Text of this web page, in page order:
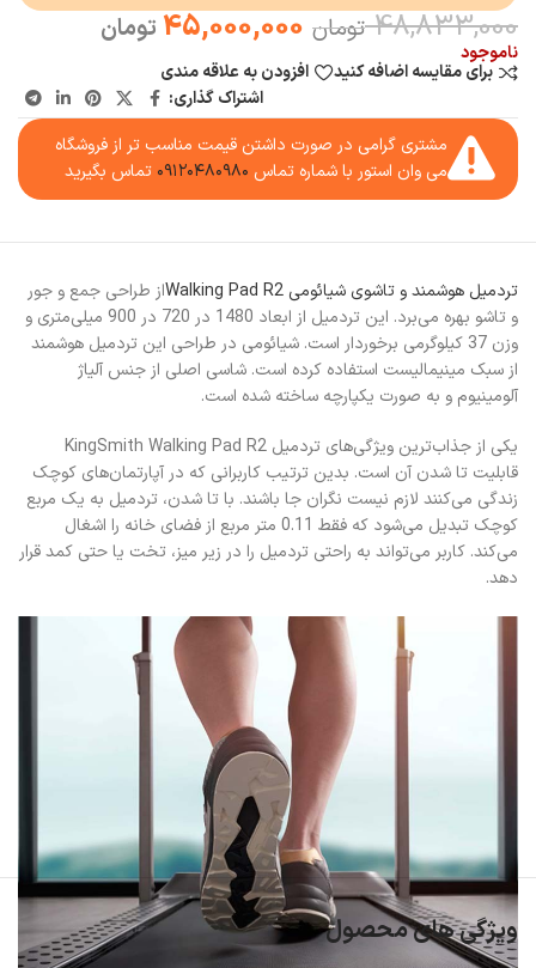
48,833,000 تومان 45,000,000 تومان
ناموجود
برای مقایسه اضافه کنید
افزودن به علاقه مندی
اشتراک گذاری:
مشتری گرامی در صورت داشتن قیمت مناسب تر از فروشگاه
می وان استور با شماره تماس ۰۹۱۲۰۴۸۰۹۸۰ تماس بگیرید
تردمیل هوشمند و تاشوی شیائومی Walking Pad R2
از طراحی جمع و جور
و تاشو بهره می‌برد. این تردمیل از ابعاد 1480 در 720 در 900 میلی‌متری و
وزن 37 کیلوگرمی برخوردار است. شیائومی در طراحی این تردمیل هوشمند
از سبک مینیمالیست استفاده کرده است. شاسی اصلی از جنس آلیاژ
آلومینیوم و به صورت یکپارچه ساخته شده است.
یکی از جذاب‌ترین ویژگی‌های تردمیل KingSmith Walking Pad R2
قابلیت تا شدن آن است. بدین ترتیب کاربرانی که در آپارتمان‌های کوچک
زندگی می‌کنند لازم نیست نگران جا باشند. با تا شدن، تردمیل به یک مربع
کوچک تبدیل می‌شود که فقط 0.11 متر مربع از فضای خانه را اشغال
می‌کند. کاربر می‌تواند به راحتی تردمیل را در زیر میز، تخت یا حتی کمد قرار
دهد.
ویژگی های محصول